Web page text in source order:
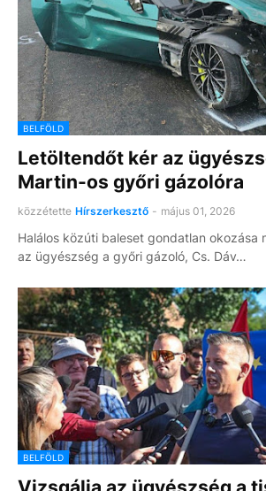
BELFÖLD
Letöltendőt kér az
Martin-os győri gázolóra
közzétette Hírszerkesztő - május 01, 2026
Halálos közúti baleset gondatlan okozása
az ügyészség a győri gázoló, Cs. Dáv…
BELFÖLD